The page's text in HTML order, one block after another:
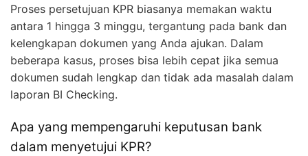
Proses persetujuan KPR biasanya memakan waktu
antara 1 hingga 3 minggu, tergantung pada bank dan
kelengkapan dokumen yang Anda ajukan. Dalam
beberapa kasus, proses bisa lebih cepat jika semua
dokumen sudah lengkap dan tidak ada masalah dalam
laporan BI Checking.
Apa yang mempengaruhi keputusan bank
dalam menyetujui KPR?